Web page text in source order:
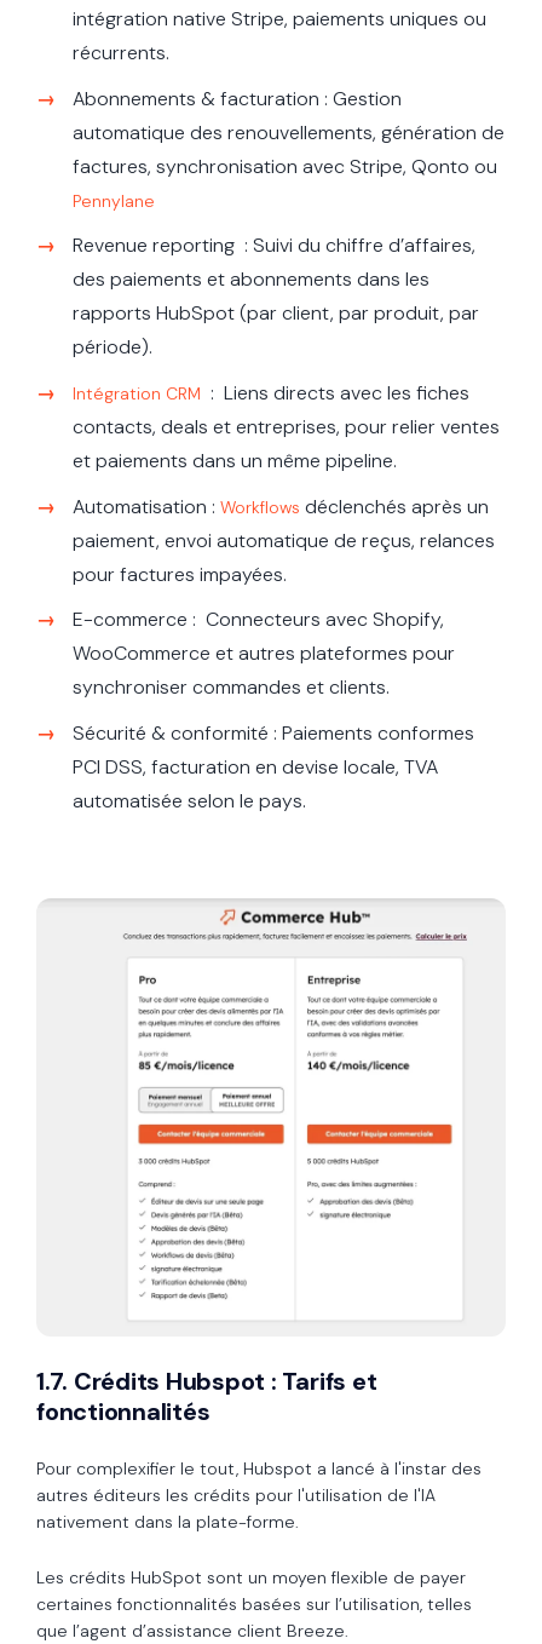
intégration native Stripe, paiements uniques ou
récurrents.
Abonnements & facturation : Gestion
automatique des renouvellements, génération de
factures, synchronisation avec Stripe, Qonto ou
Pennylane
Revenue reporting : Suivi du chiffre d’affaires,
des paiements et abonnements dans les
rapports HubSpot (par client, par produit, par
période).
Intégration CRM : Liens directs avec les fiches
contacts, deals et entreprises, pour relier ventes
et paiements dans un même pipeline.
Automatisation : Workflows déclenchés après un
paiement, envoi automatique de reçus, relances
pour factures impayées.
E-commerce : Connecteurs avec Shopify,
WooCommerce et autres plateformes pour
synchroniser commandes et clients.
Sécurité & conformité : Paiements conformes
PCI DSS, facturation en devise locale, TVA
automatisée selon le pays.
1.7. Crédits Hubspot : Tarifs et
fonctionnalités
Pour complexifier le tout, Hubspot a lancé à l'instar des
autres éditeurs les crédits pour l'utilisation de l'IA
nativement dans la plate-forme.
Les crédits HubSpot sont un moyen flexible de payer
certaines fonctionnalités basées sur l’utilisation, telles
que l’agent d’assistance client Breeze.